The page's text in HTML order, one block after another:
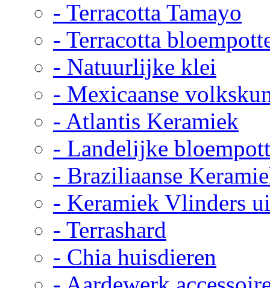
- Terracotta Tamayo
- Terracotta
- Natuurlijke klei
- Mexicaanse
- Atlantis Keramiek
- Landelijke
- Braziliaanse
- Keramiek Vlinders
- Terrashard
- Chia huisdieren